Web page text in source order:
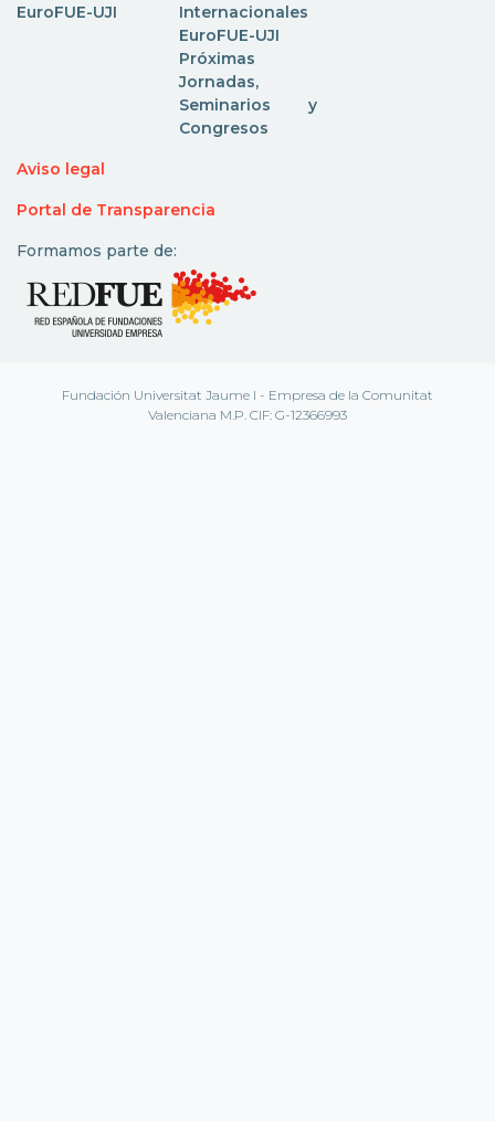
EuroFUE-UJI
Internacionales
EuroFUE-UJI
Próximas
Jornadas,
Seminarios y
Congresos
Aviso legal
Portal de Transparencia
Formamos parte de:
Fundación Universitat Jaume I - Empresa de la Comunitat
Valenciana M.P. CIF: G-12366993